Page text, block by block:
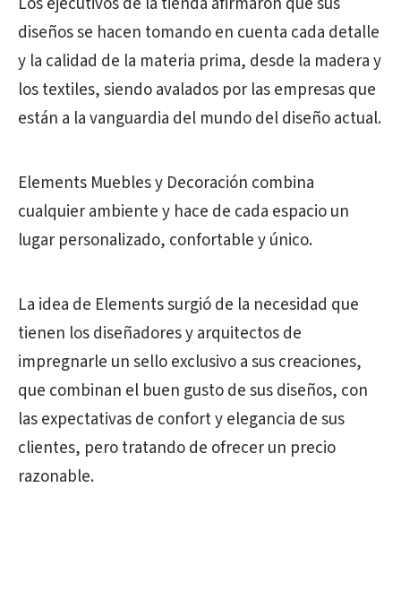
diseños se hacen tomando en cuenta cada detalle
y la calidad de la materia prima, desde la madera y
los textiles, siendo avalados por las empresas que
están a la vanguardia del mundo del diseño actual.
Elements Muebles y Decoración combina
cualquier ambiente y hace de cada espacio un
lugar personalizado, confortable y único.
La idea de Elements surgió de la necesidad que
tienen los diseñadores y arquitectos de
impregnarle un sello exclusivo a sus creaciones,
que combinan el buen gusto de sus diseños, con
las expectativas de confort y elegancia de sus
clientes, pero tratando de ofrecer un precio
razonable.